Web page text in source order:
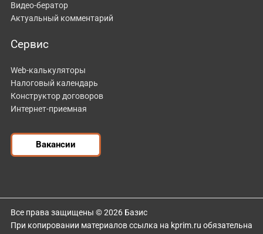
Видео-бератор
Актуальный комментарий
Сервис
Web-калькуляторы
Налоговый календарь
Конструктор договоров
Интернет-приемная
Вакансии
Все права защищены © 2026 Базис
При копировании материалов ссылка на kprim.ru обязательна